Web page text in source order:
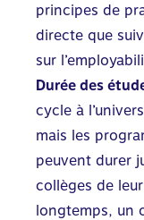
principes de
directe que
sur
Durée des
cycle à
mais les
peuvent durer
collèges de
longtemps, un